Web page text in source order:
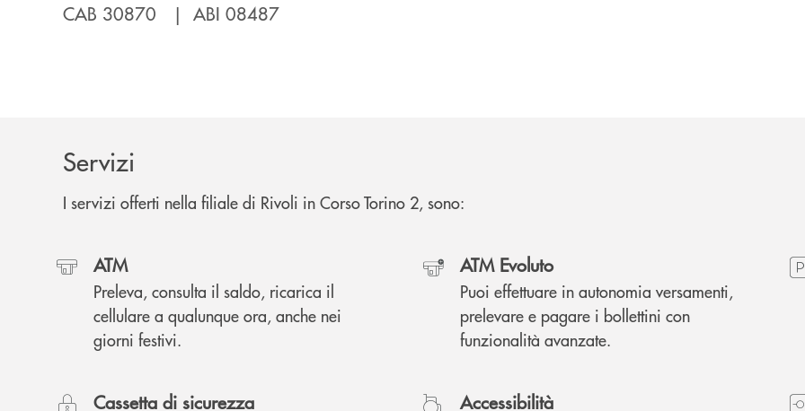
CAB 30870 | ABI 08487
Servizi
I servizi offerti nella filiale di Rivoli in Corso Torino 2, sono:
ATM
Preleva, consulta il saldo, ricarica il
cellulare a qualunque ora, anche nei
giorni festivi.
ATM Evoluto
Puoi effettuare in autonomia versamenti,
prelevare e pagare i bollettini con
funzionalità avanzate.
Cassetta di sicurezza Accessibilità